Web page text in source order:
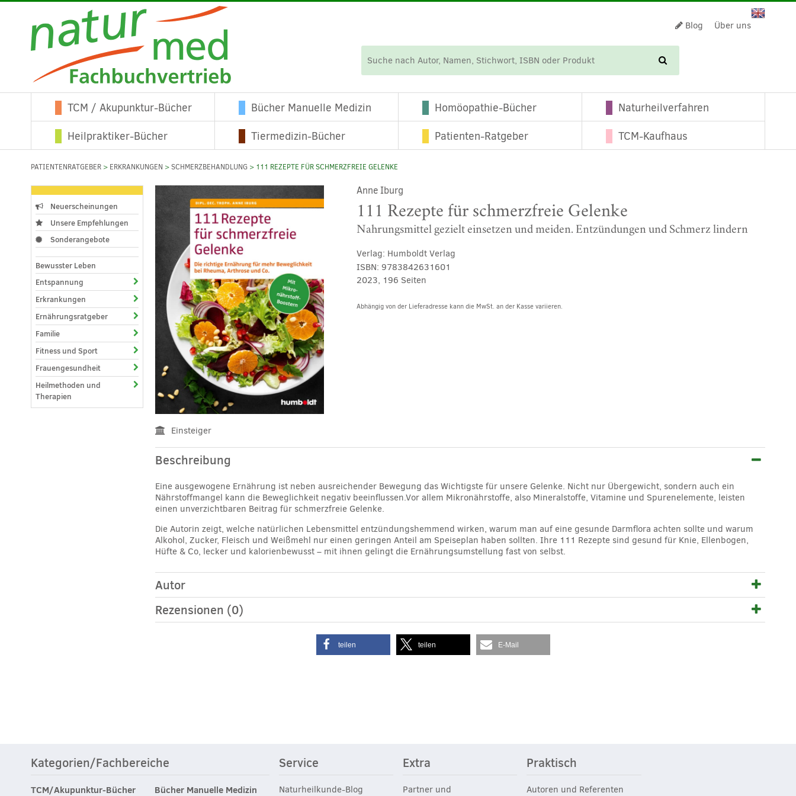
Blog Über uns
TCM / Akupunktur-Bücher Bücher Manuelle Medizin Homöopathie-Bücher
Naturheilverfahren
Heilpraktiker-Bücher
Tiermedizin-Bücher Patienten-Ratgeber TCM-Kaufhaus
PATIENTENRATGEBER > ERKRANKUNGEN >SCHMERZBEHANDLUNG > 111 REZEPTE FÜR SCHMERZFREIE GELENKE
Einsteiger
Anne Iburg
111 Rezepte für schmerzfreie Gelenke
Nahrungsmittel gezielt einsetzen und meiden. Entzündungen und Schmerz lindern
Verlag: Humboldt Verlag
ISBN: 9783842631601
2023, 196 Seiten
Abhängig von der Lieferadresse kann die MwSt. an der Kasse variieren.
Beschreibung
Eine ausgewogene Ernährung ist neben ausreichender Bewegung das Wichtigste für unsere Gelenke. Nicht nur Übergewicht, sondern auch ein
Nährstoffmangel kann die Beweglichkeit negativ beeinflussen.Vor allem Mikronährstoffe, also Mineralstoffe, Vitamine und Spurenelemente, leisten
einen unverzichtbaren Beitrag für schmerzfreie Gelenke.
Die Autorin zeigt, welche natürlichen Lebensmittel entzündungshemmend wirken, warum man auf eine gesunde Darmflora achten sollte und warum
Alkohol, Zucker, Fleisch und Weißmehl nur einen geringen Anteil am Speiseplan haben sollten. Ihre 111 Rezepte sind gesund für Knie, Ellenbogen,
Hüfte & Co, lecker und kalorienbewusst – mit ihnen gelingt die Ernährungsumstellung fast von selbst.
Autor
Rezensionen (0)
teilen teilen E-Mail
Neuerscheinungen
Unsere Empfehlungen
Sonderangebote
Bewusster Leben
Entspannung
Erkrankungen
Ernährungsratgeber
Familie
Fitness und Sport
Frauengesundheit
Heilmethoden und
Therapien
Kategorien/Fachbereiche
TCM/Akupunktur-Bücher Bücher Manuelle Medizin
Service
Naturheilkunde-Blog
Extra
Partner und
Praktisch
Autoren und Referenten